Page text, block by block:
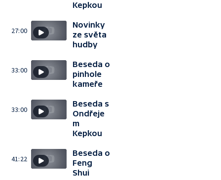
Kepkou
27:00
Novinky
ze světa
hudby
33:00
Beseda o
pinhole
kameře
33:00
Beseda s
Ondřeje
m
Kepkou
41:22
Beseda o
Feng
Shui